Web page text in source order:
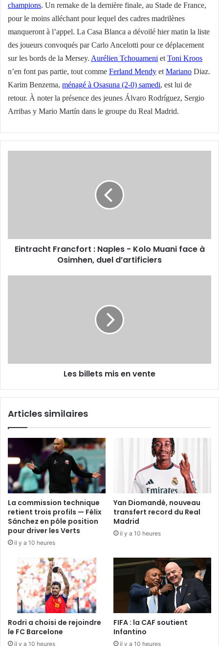
champions. Un remake de la dernière finale, au Stade de France,
pour le moins alléchant pour lequel des cadres madrilènes
manqueront à l’appel. La Casa Blanca a dévoilé hier matin la liste
des joueurs convoqués par Carlo Ancelotti pour ce déplacement
sur les bords de la Mersey. Aurélien Tchouameni et Toni Kroos
n’en font pas partie, tout comme Ferland Mendy et Mariano Diaz.
Karim Benzema, ménagé à Osasuna (2-0) samedi, est lui de
retour. À noter la présence des jeunes Álvaro Rodríguez, Sergio
Arribas y Mario Martín dans le groupe du Real Madrid.
à
Osimhen,
Eintracht Francfort : Naples - Kolo Muani face à
Osimhen, duel d’artificiers
Les billets mis en vente
Articles similaires
La commission technique
retient trois profils — Félix
Sánchez en pôle position
pour driver les Verts
il y a 10 heures
Yan Diomandé, nouveau
transfert record du Real
Madrid
il y a 10 heures
Rodri a choisi de rejoindre
le FC Barcelone
il y a 10 heures
FIFA : la CAF soutient
Infantino
il y a 10 heures